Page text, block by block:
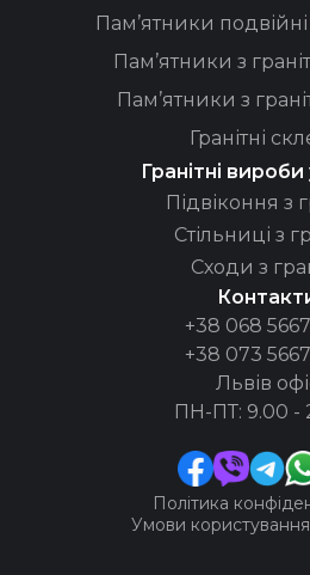
Пам’ятники
Пам’ятники з
Пам’ятники з
Гранітні
Гранітні вироби
Підвіконня з
Стільниці з
Сходи з
+38 068
+38 073
Львів
ПН-ПТ: 9.00 -
Політика
Умови